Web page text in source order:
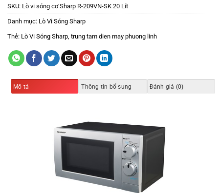
SKU: Lò vi sóng cơ Sharp R-209VN-SK 20 Lít
Danh mục: Lò Vi Sóng Sharp
Thẻ: Lò Vi Sóng Sharp trung tam dien may phuong linh
Mô tả Thông tin bổ sung Đánh giá (0)